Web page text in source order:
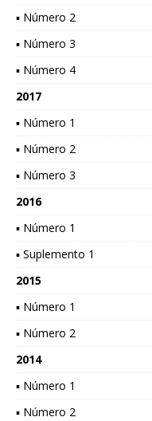
▪ Número 2
▪ Número 3
▪ Número 4
2017
▪ Número 1
▪ Número 2
▪ Número 3
2016
▪ Número 1
▪ Suplemento 1
2015
▪ Número 1
▪ Número 2
2014
▪ Número 1
▪ Número 2